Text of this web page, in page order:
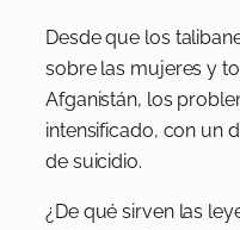
Desde que los
sobre las mujeres y
Afganistán, los
intensificado, con un
de suicidio.
¿De qué sirven las